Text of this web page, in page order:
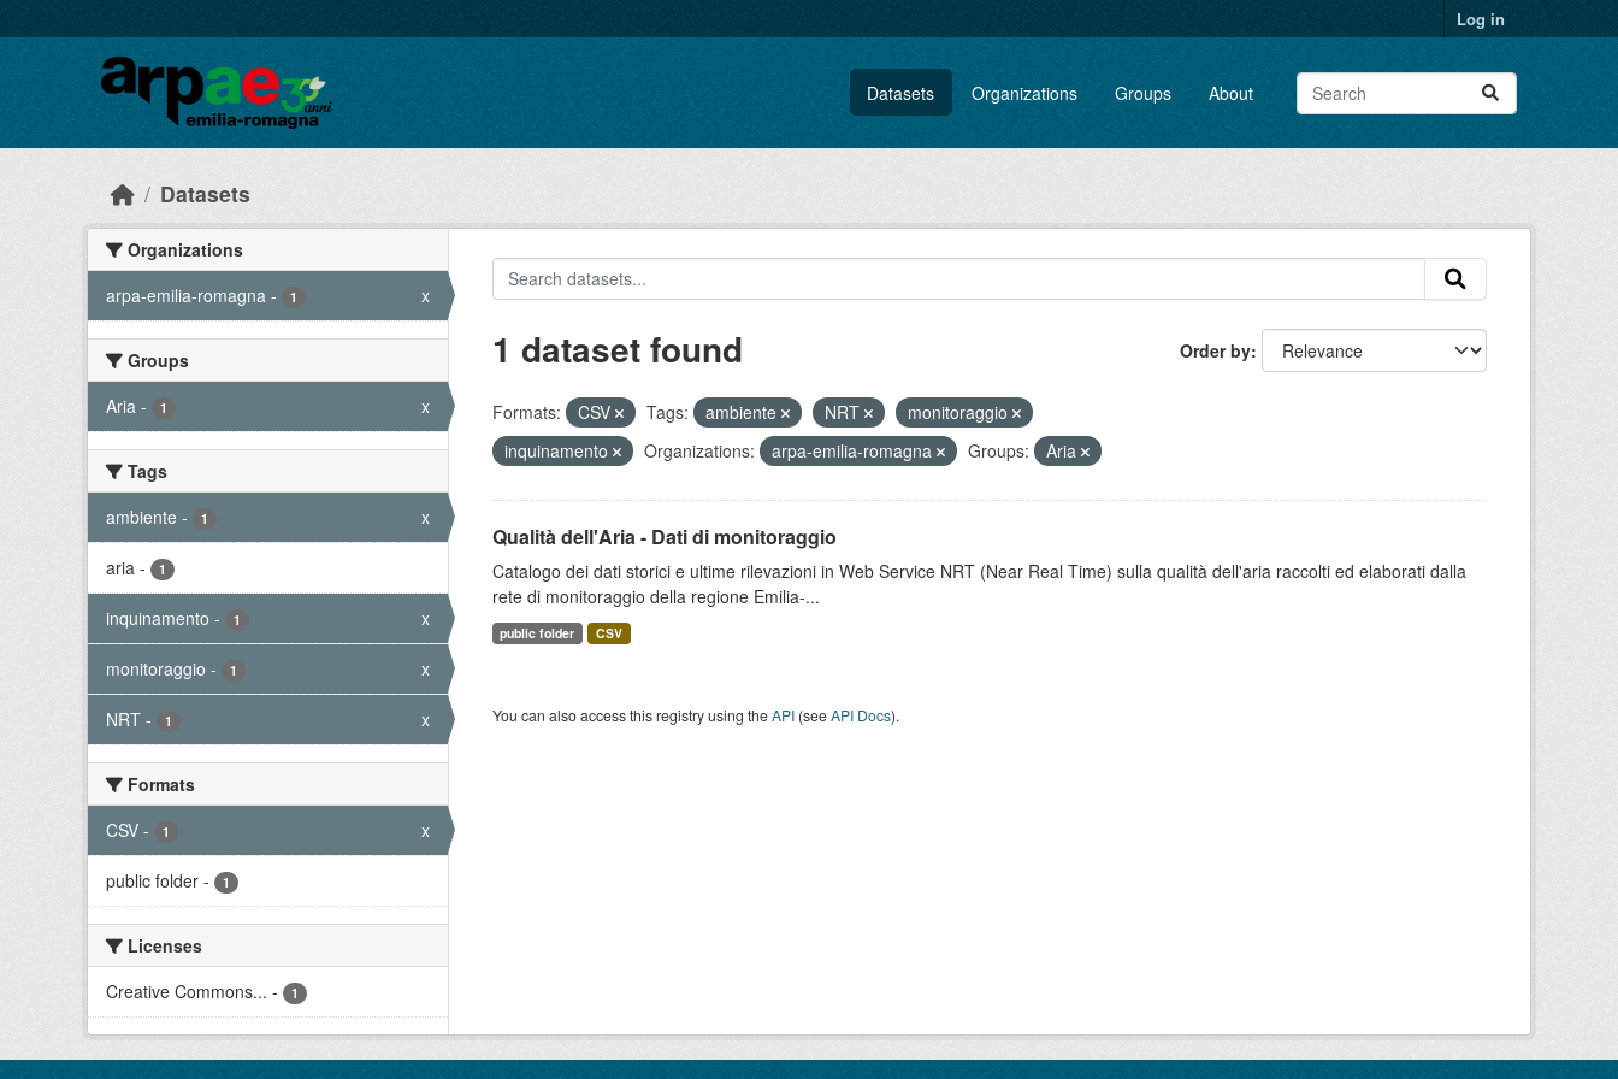
Log in
Datasets Organizations Groups About
Datasets
Organizations
arpa-emilia-romagna - 1 x
Groups
Aria - 1 x
Tags
ambiente - 1 x
aria - 1
inquinamento - 1 x
monitoraggio - 1 x
NRT - 1 x
Formats
CSV - 1 x
public folder - 1
Licenses
Creative Commons... - 1
Order by
1 dataset found
Formats: CSV Tags: ambiente NRT
monitoraggio
inquinamento
Organizations: arpa-emilia-romagna Groups: Aria
Qualità dell'Aria - Dati di monitoraggio
Catalogo dei dati storici e ultime rilevazioni in Web Service NRT (Near Real Time) sulla qualità dell'aria raccolti ed elaborati dalla
rete di monitoraggio della regione Emilia-...
public folder CSV
You can also access this registry using theAPI(seeAPI Docs).